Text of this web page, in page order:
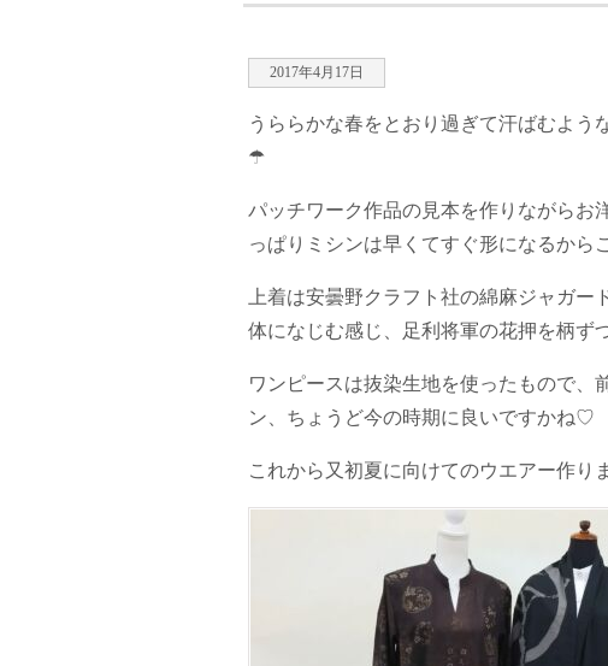
2017年4月17日
うららかな春をとおり過ぎて汗ばむよう
☂
パッチワーク作品の見本を作りながらお
っぱりミシンは早くてすぐ形になるから
上着は安曇野クラフト社の綿麻ジャガ
体になじむ感じ、足利将軍の花押を柄ず
ワンピースは抜染生地を使ったもので、
ン、ちょうど今の時期に良いですかね♡
これから又初夏に向けてのウエアー作り